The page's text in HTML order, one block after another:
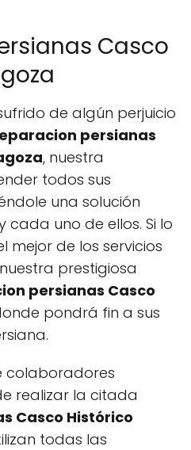
Casco
de algún perjuicio
persianas
, nuestra
todos sus
una solución
uno de ellos. Si lo
mejor de los servicios
prestigiosa
persianas Casco
pondrá fin a sus
colaboradores
realizar la citada
Casco Histórico
todas las